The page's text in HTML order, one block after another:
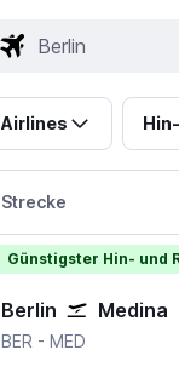
Airlines
Strecke
Günstigster Hin- und
Berlin Medina
BER Berlin Brandenburg
- MED